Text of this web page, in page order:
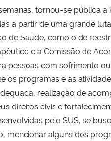
tornou-se pública
a partir de uma grande
de Saúde, como o de
e a Comissão de
pessoas com sofrimento
os programas e as
realização de
direitos civis e
pelo SUS, se
mencionar alguns dos